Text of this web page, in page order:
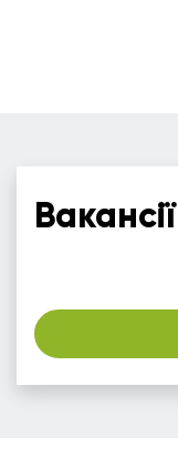
Вакансії